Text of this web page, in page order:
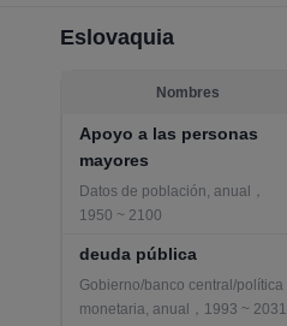
Eslovaquia
Nombres
Apoyo a las personas
mayores
Datos de población, anual，
1950 ~ 2100
deuda pública
Gobierno/banco central/política
monetaria, anual，1993 ~ 2031